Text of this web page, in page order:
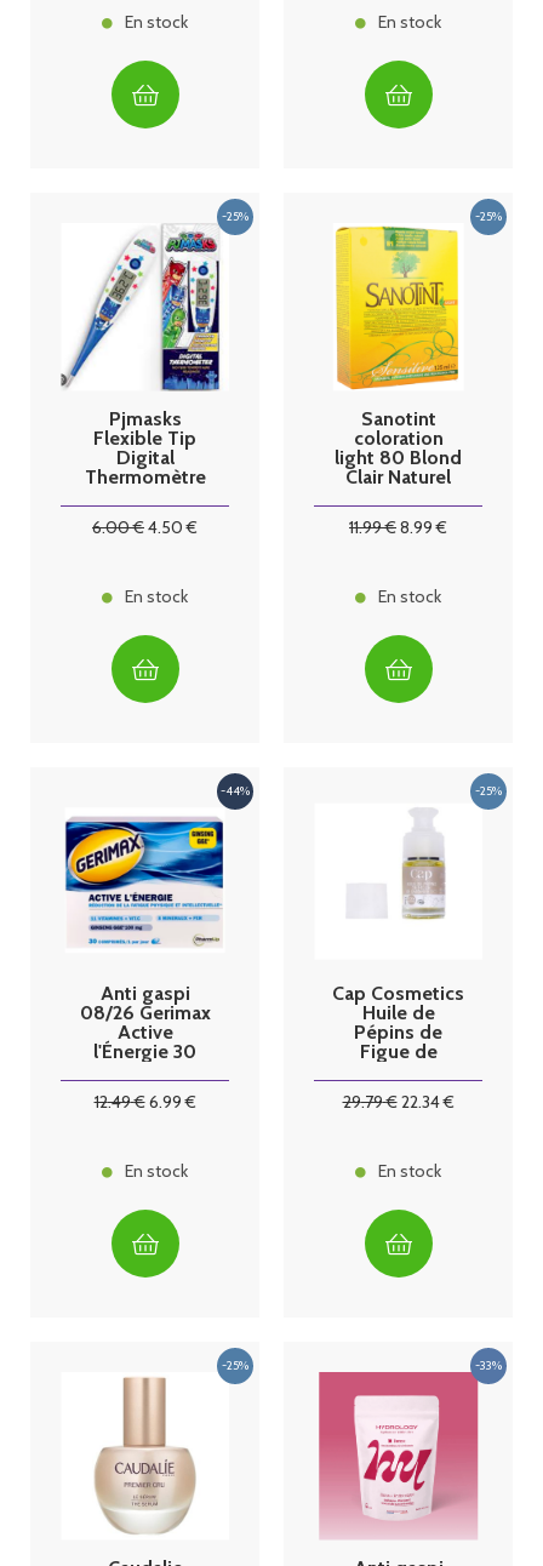
En stock En stock
Pjmasks
Flexible Tip
Digital
Thermomètre
6.00€4.50 €
En stock
Sanotint
coloration
light 80 Blond
Clair Naturel
11.99€8.99 €
En stock
Anti gaspi
08/26 Gerimax
Active
l'Énergie 30
12.49€6.99€
En stock
Cap Cosmetics
Huile de
Pépins de
Figue de
29.79€22.34€
En stock